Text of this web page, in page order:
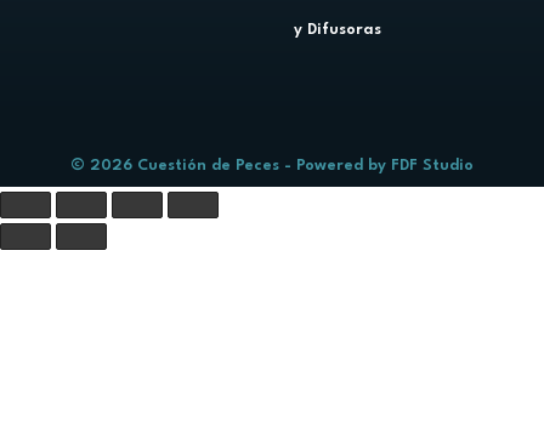
y Difusoras
© 2026 Cuestión de Peces - Powered by FDF Studio